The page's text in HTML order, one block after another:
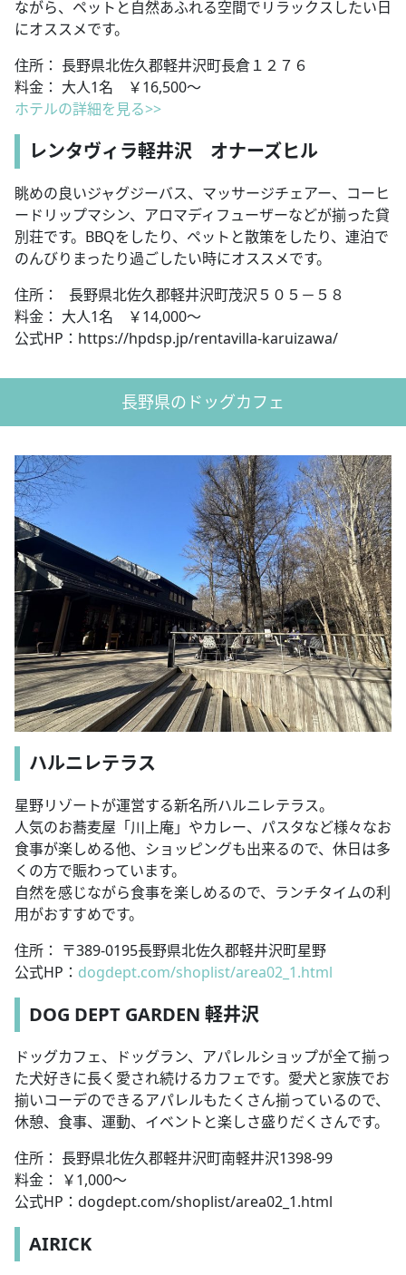
ながら、ペットと自然あふれる空間でリラックスしたい日
にオススメです。
住所： 長野県北佐久郡軽井沢町長倉１２７６
料金： 大人1名 ￥16,500～
ホテルの詳細を見る>>
レンタヴィラ軽井沢 オナーズヒル
眺めの良いジャグジーバス、マッサージチェアー、コーヒ
ードリップマシン、アロマディフューザーなどが揃った貸
別荘です。BBQをしたり、ペットと散策をしたり、連泊で
のんびりまったり過ごしたい時にオススメです。
住所： 長野県北佐久郡軽井沢町茂沢５０５－５８
料金： 大人1名 ￥14,000～
公式HP：https://hpdsp.jp/rentavilla-karuizawa/
長野県のドッグカフェ
ハルニレテラス
星野リゾートが運営する新名所ハルニレテラス。
人気のお蕎麦屋「川上庵」やカレー、パスタなど様々なお
食事が楽しめる他、ショッピングも出来るので、休日は多
くの方で賑わっています。
自然を感じながら食事を楽しめるので、ランチタイムの利
用がおすすめです。
住所： 〒389-0195長野県北佐久郡軽井沢町星野
公式HP： dogdept.com/shoplist/area02_1.html
DOG DEPT GARDEN 軽井沢
ドッグカフェ、ドッグラン、アパレルショップが全て揃っ
た犬好きに長く愛され続けるカフェです。愛犬と家族でお
揃いコーデのできるアパレルもたくさん揃っているので、
休憩、食事、運動、イベントと楽しさ盛りだくさんです。
住所： 長野県北佐久郡軽井沢町南軽井沢1398-99
料金： ￥1,000～
公式HP：dogdept.com/shoplist/area02_1.html
AIRICK